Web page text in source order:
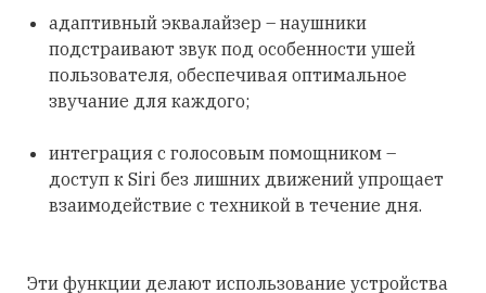
адаптивный эквалайзер – наушники
подстраивают звук под особенности ушей
пользователя, обеспечивая оптимальное
звучание для каждого;
интеграция с голосовым помощником –
доступ к Siri без лишних движений упрощает
взаимодействие с техникой в течение дня.
Эти функции делают использование устройства